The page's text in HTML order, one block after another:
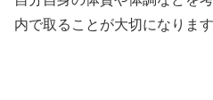
内で取ることが大切になります